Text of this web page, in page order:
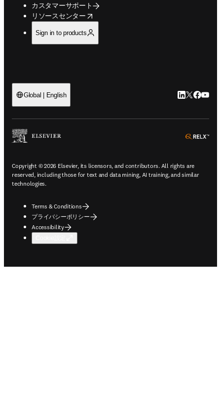
カスタマーサポート
リソースセンター
opens in new tab/window
Sign in to products
Global | English LinkedIn 新
Twitter 新
Copyright © 2026 Elsevier, its licensors, and contributors. All rights are
reserved, including those for text and data mining, AI training, and similar
technologies.
Terms & Conditions
プライバシーポリシー
Accessibility